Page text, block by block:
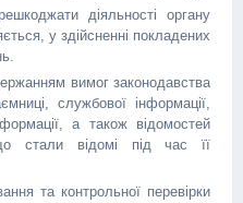
діяльності органу
у здійсненні покладених
вимог законодавства
службової інформації,
а також відомостей
стали відомі під час її
та контрольної перевірки